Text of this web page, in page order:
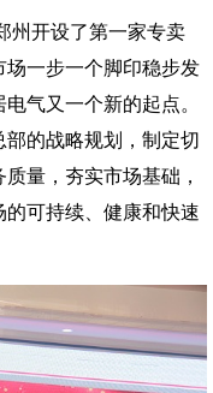
州开设了第一家专卖
场一步一个脚印稳步发
气又一个新的起点。
的战略规划，制定切
量，夯实市场基础，
可持续、健康和快速